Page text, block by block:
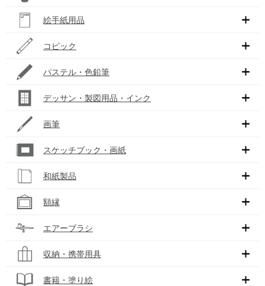
絵手紙用品
コピック
パステル・色鉛筆
デッサン・製図用品・インク
画筆
スケッチブック・画紙
和紙製品
額縁
エアーブラシ
収納・携帯用具
書籍・塗り絵